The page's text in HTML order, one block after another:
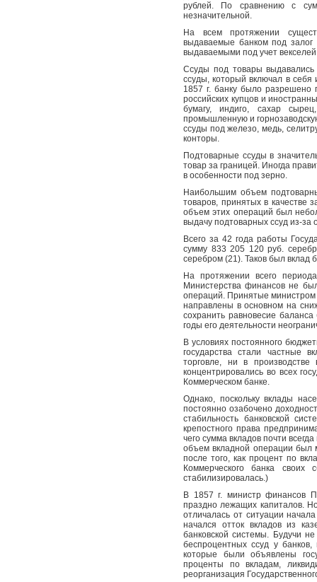
рублей. По сравнению с
незначительной.
На всем протяжении
выдаваемые банком под
выдаваемыми под учет
Ссуды под товары выдавались
ссуды, который включал в себя
1857 г. банку было разрешено
российских купцов и
бумагу, индиго, сахар
промышленную и
ссуды под железо, медь,
конторы.
Подтоварные ссуды в
товар за границей. Иногда
в особенности под зерно.
Наибольшим объем
товаров, принятых в качестве
объем этих операций был
выдачу подтоварных ссуд из-за
Всего за 42 года работы
сумму 833 205 120 руб.
серебром (21). Таков был вклад
На протяжении всего
Министерства финансов не
операций. Принятые
направлены в основном на
сохранить равновесие
годы его деятельности
В условиях постоянного
государства стали частные
торговле, ни в
концентрировались во всех
Коммерческом банке.
Однако, поскольку вклады
постоянно озабочено
стабильность банковской
крепостного права
чего сумма вкладов почти
объем вкладной операции был
после того, как процент по
Коммерческого банка своих
стабилизировалась.)
В 1857 г. министр финансов
праздно лежащих капиталов.
отличалась от ситуации
начался отток вкладов из
банковской системы. Будучи
беспроцентных ссуд у
которые были объявлены
проценты по вкладам,
реорганизация